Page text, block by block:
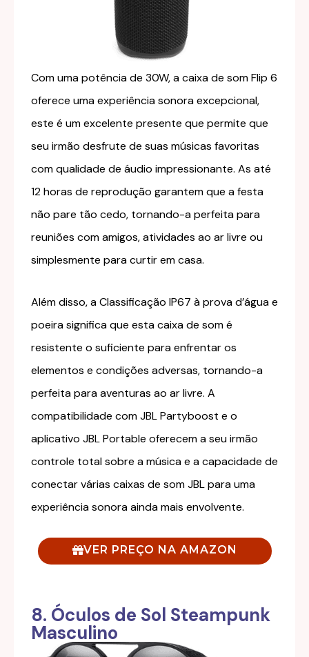
Com uma potência de 30W, a caixa de som Flip 6
oferece uma experiência sonora excepcional,
este é um excelente presente que permite que
seu irmão desfrute de suas músicas favoritas
com qualidade de áudio impressionante. As até
12 horas de reprodução garantem que a festa
não pare tão cedo, tornando-a perfeita para
reuniões com amigos, atividades ao ar livre ou
simplesmente para curtir em casa.
Além disso, a Classificação IP67 à prova d’água e
poeira significa que esta caixa de som é
resistente o suficiente para enfrentar os
elementos e condições adversas, tornando-a
perfeita para aventuras ao ar livre. A
compatibilidade com JBL Partyboost e o
aplicativo JBL Portable oferecem a seu irmão
controle total sobre a música e a capacidade de
conectar várias caixas de som JBL para uma
experiência sonora ainda mais envolvente.
VER PREÇO NA AMAZON
8. Óculos de Sol Steampunk
Masculino